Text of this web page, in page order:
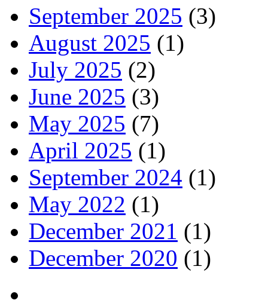
September 2025 (3)
August 2025 (1)
July 2025 (2)
June 2025 (3)
May 2025 (7)
April 2025 (1)
September 2024 (1)
May 2022 (1)
December 2021 (1)
December 2020 (1)